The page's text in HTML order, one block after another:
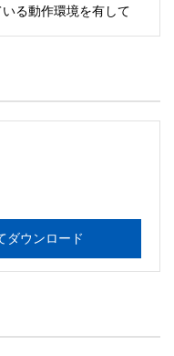
る動作環境を有して
スエンジニアリング
行いません。搭載ソ
はお客様の責任にお
ダウンロード